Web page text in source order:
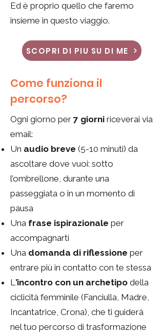
Ed è proprio quello che faremo
insieme in questo viaggio.
SCOPRI DI PIU SU DI ME
Come funziona il
percorso?
Ogni giorno per 7 giorni riceverai via
email:
Un audio breve (5-10 minuti) da
ascoltare dove vuoi: sotto
l’ombrellone, durante una
passeggiata o in un momento di
pausa
Una frase ispirazionale per
accompagnarti
Una domanda di riflessione per
entrare più in contatto con te stessa
L’incontro con un archetipo della
ciclicità femminile (Fanciulla, Madre,
Incantatrice, Crona), che ti guiderà
nel tuo percorso di trasformazione